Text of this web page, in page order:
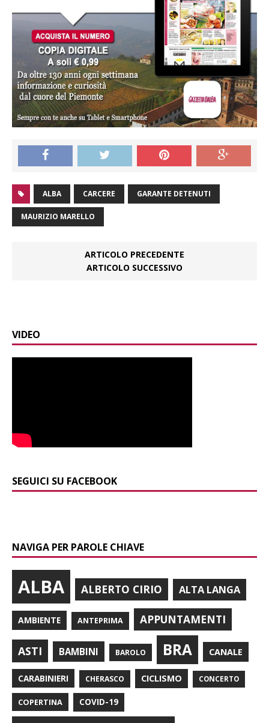
ALBA CARCERE GARANTE DETENUTI
MAURIZIO MARELLO
ARTICOLO PRECEDENTE
ARTICOLO SUCCESSIVO
VIDEO
SEGUICI SU FACEBOOK
NAVIGA PER PAROLE CHIAVE
ALBA ALBERTO CIRIO ALTA LANGA
AMBIENTE ANTEPRIMA APPUNTAMENTI
ASTI BAMBINI BAROLO BRA CANALE
CARABINIERI CHERASCO CICLISMO CONCERTO
COPERTINA COVID-19